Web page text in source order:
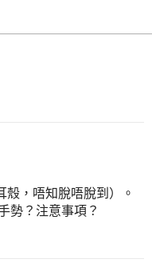
殼，唔知脫唔脫到）。
勢？注意事項？